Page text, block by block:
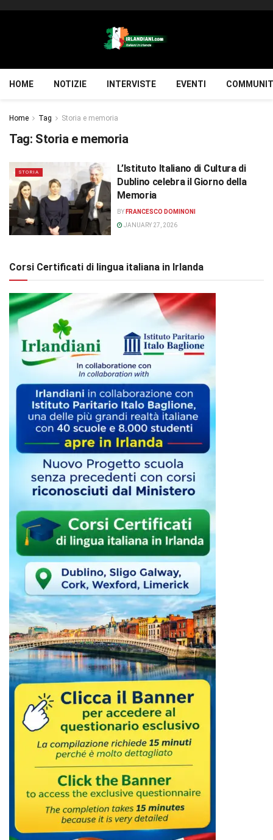
HOME NOTIZIE INTERVISTE EVENTI
Home Tag Storia e memoria
Tag: Storia e memoria
STORIA
L’Istituto Italiano di Cultura di
Dublino celebra il Giorno della
Memoria
BY FRANCESCO DOMINONI
JANUARY 27, 2026
Corsi Certificati di lingua italiana in Irlanda